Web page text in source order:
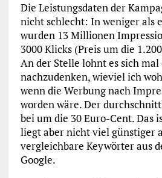
Die Leistungsdaten der
nicht schlecht: In weniger als
wurden 13 Millionen
3000 Klicks (Preis um die
An der Stelle lohnt es sich
nachzudenken, wieviel ich
wenn die Werbung nach
worden wäre. Der
bei um die 30 Euro-Cent. Das
liegt aber nicht viel günstiger
vergleichbare Keywörter aus
Google.